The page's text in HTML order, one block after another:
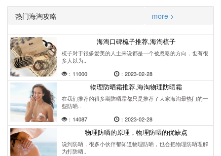
热门海淘攻略 more >
海淘口碑梳子推荐,海淘梳子
梳子对于很多爱美的人士来说都是一个被忽略的方向，也有很
多人以为..
：11000
：2023-02-28
物理防晒霜推荐,海淘物理防晒霜
在我们推荐的很多期防晒霜都只是推荐了大家海淘最热门的一
些防晒..
：14087
：2023-02-28
物理防晒的原理，物理防晒的优缺点
说到防晒，很多小伙伴都知道物理防晒，也会把物理防晒理解
为打防晒..